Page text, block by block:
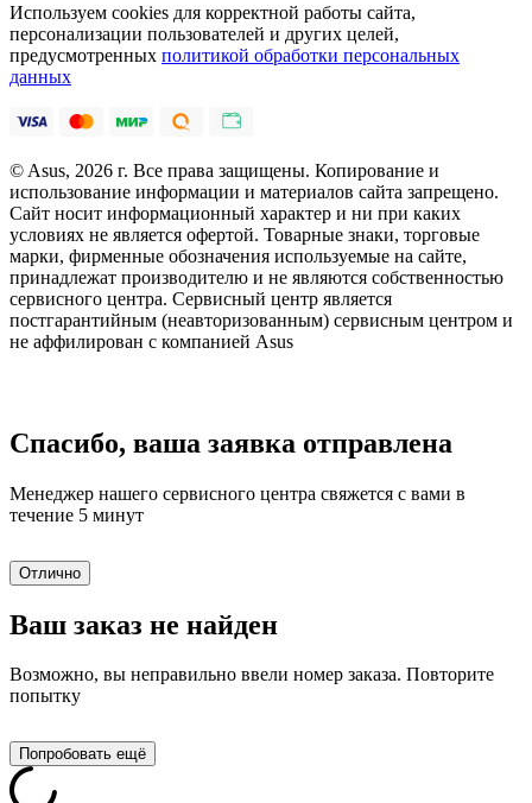
Используем cookies для корректной работы сайта,
персонализации пользователей и других целей,
предусмотренных политикой обработки персональных
данных
© Asus, 2026 г. Все права защищены. Копирование и
использование информации и материалов сайта запрещено.
Сайт носит информационный характер и ни при каких
условиях не является офертой. Товарные знаки, торговые
марки, фирменные обозначения используемые на сайте,
принадлежат производителю и не являются собственностью
сервисного центра. Сервисный центр является
постгарантийным (неавторизованным) сервисным центром и
не аффилирован с компанией Asus
Спасибо, ваша заявка отправлена
Менеджер нашего сервисного центра свяжется с вами в
течение 5 минут
Отлично
Ваш заказ не найден
Возможно, вы неправильно ввели номер заказа. Повторите
попытку
Попробовать ещё